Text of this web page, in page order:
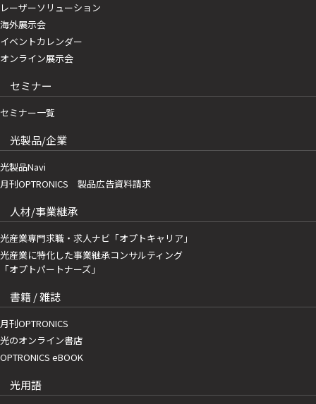
レーザーソリューション
海外展示会
イベントカレンダー
オンライン展示会
セミナー
セミナー一覧
光製品/企業
光製品Navi
月刊OPTRONICS 製品広告資料請求
人材/事業継承
光産業専門求職・求人ナビ「オプトキャリア」
光産業に特化した事業継承コンサルティング
「オプトパートナーズ」
書籍 / 雑誌
月刊OPTRONICS
光のオンライン書店
OPTRONICS eBOOK
光用語